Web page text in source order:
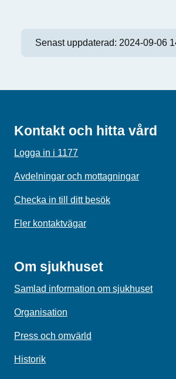
Senast uppdaterad: 2024-09-06
Kontakt och hitta vård
Logga in i 1177
Avdelningar och mottagningar
Checka in till ditt besök
Fler kontaktvägar
Om sjukhuset
Samlad information om sjukhuset
Organisation
Press och omvärld
Historik